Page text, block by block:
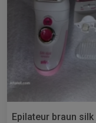
Epilateur braun